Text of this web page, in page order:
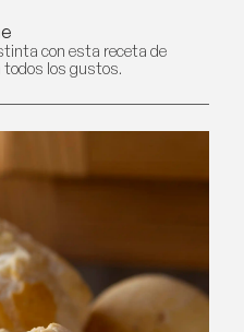
con esta receta de
todos los gustos.